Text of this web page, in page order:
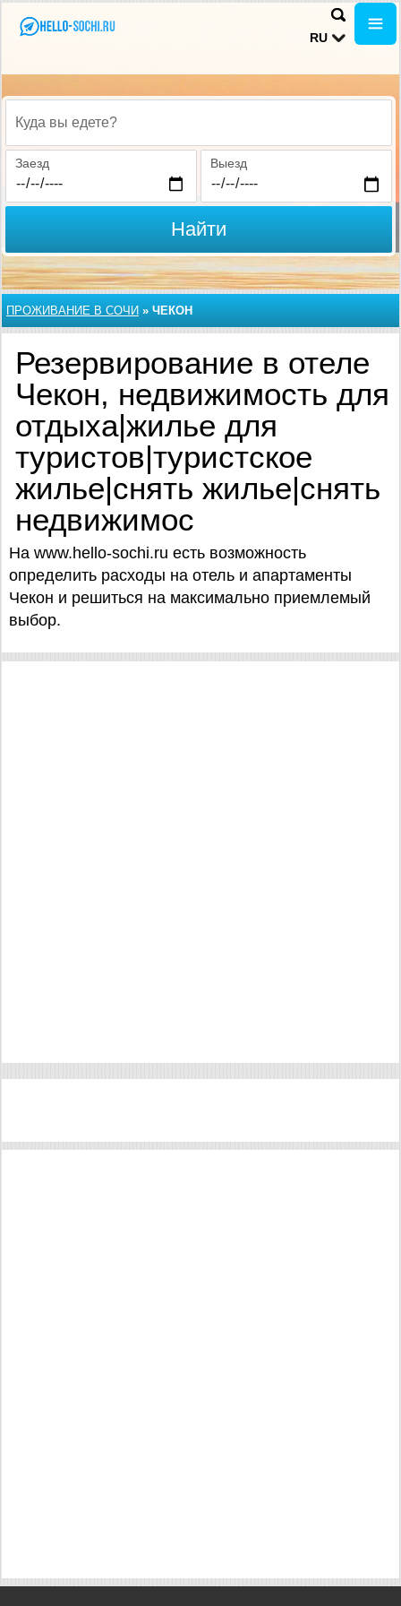
RU
Куда вы едете?
Заезд Выезд
Найти
ПРОЖИВАНИЕ В CОЧИ » ЧЕКОН
Резервирование в отеле
Чекон, недвижимость для
отдыха|жилье для
туристов|туристское
жилье|снять жилье|снять
недвижимос
На www.hello-sochi.ru есть возможность
определить расходы на отель и апартаменты
Чекон и решиться на максимально приемлемый
выбор.